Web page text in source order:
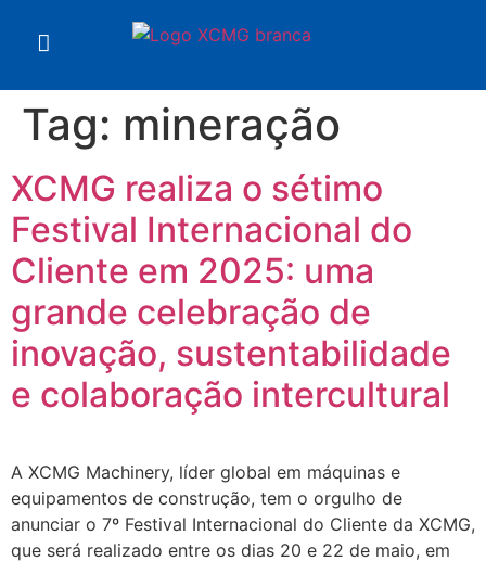
Tag: mineração
XCMG realiza o sétimo
Festival Internacional do
Cliente em 2025: uma
grande celebração de
inovação, sustentabilidade
e colaboração intercultural
A XCMG Machinery, líder global em máquinas e
equipamentos de construção, tem o orgulho de
anunciar o 7º Festival Internacional do Cliente da XCMG,
que será realizado entre os dias 20 e 22 de maio, em